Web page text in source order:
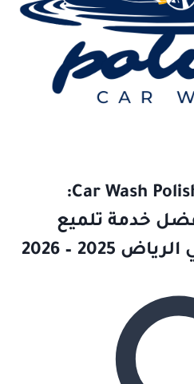
مغسلة سيارات Car Wash Polish:
خدمة تلميع
2025 – 2026